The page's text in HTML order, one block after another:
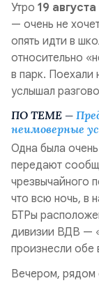
Утро 19
— очень не
опять идти в
относительно
в парк. Поехали
услышал
ПО ТЕМЕ —
неимоверные
Одна была
передают
чрезвычайного
что всю ночь, в
БТРы
дивизии ВДВ —
произнесли обе
Вечером, рядом